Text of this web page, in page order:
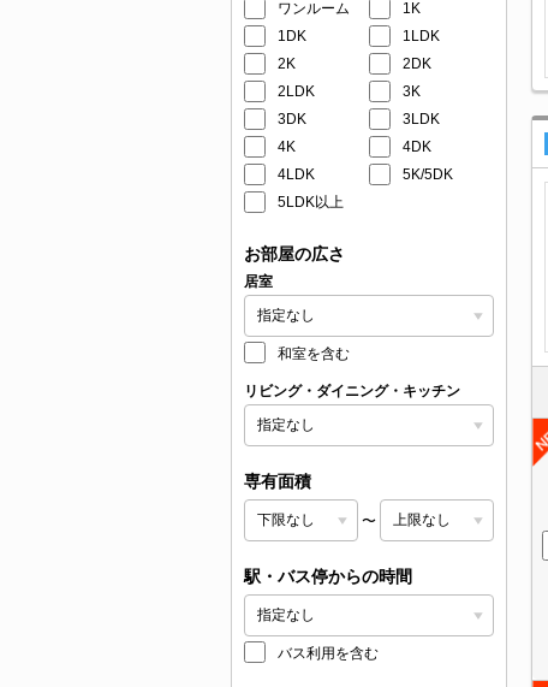
ワンルーム
1K
1DK
1LDK
2K
2DK
2LDK
3K
3DK
3LDK
4K
4DK
4LDK
5K/5DK
5LDK以上
お部屋の広さ
居室
和室を含む
リビング・ダイニング・キッチン
専有面積
〜
駅・バス停からの時間
バス利用を含む